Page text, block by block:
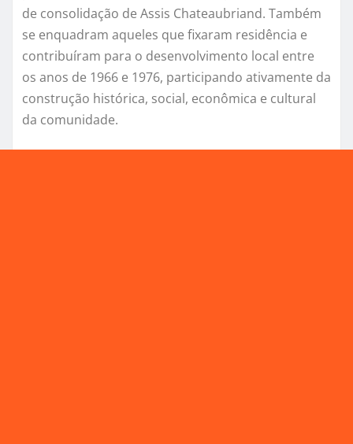
de consolidação de Assis Chateaubriand. Também
se enquadram aqueles que fixaram residência e
contribuíram para o desenvolvimento local entre
os anos de 1966 e 1976, participando ativamente da
construção histórica, social, econômica e cultural
da comunidade.